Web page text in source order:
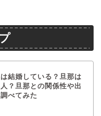
結婚している？旦那は
？旦那との関係性や出
べてみた